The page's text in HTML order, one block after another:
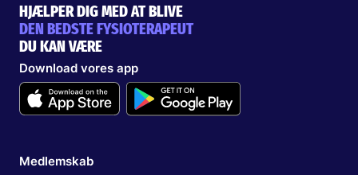
HJÆLPER DIG MED AT BLIVE
DEN BEDSTE FYSIOTERAPEUT
DU KAN VÆRE
Download vores app
Medlemskab